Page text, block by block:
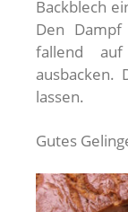
Backblech
Den
fallend
ausbacken.
lassen.
Gutes